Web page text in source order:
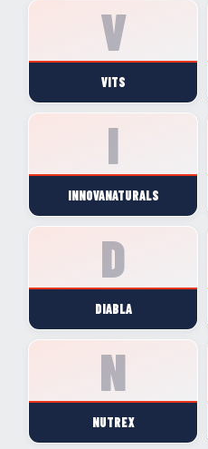
VITS
INNOVANATURALS
DIABLA
NUTREX